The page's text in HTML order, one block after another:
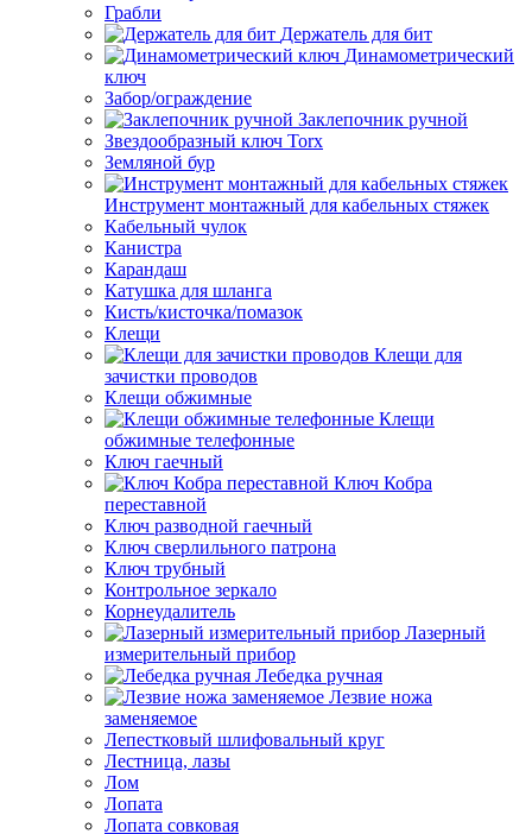
Грабли
Держатель для бит
Динамометрический
ключ
Забор/ограждение
Заклепочник ручной
Звездообразный ключ Torx
Земляной бур
Инструмент монтажный для кабельных стяжек
Кабельный чулок
Канистра
Карандаш
Катушка для шланга
Кисть/кисточка/помазок
Клещи
Клещи для
зачистки проводов
Клещи обжимные
Клещи
обжимные телефонные
Ключ гаечный
Ключ Кобра
переставной
Ключ разводной гаечный
Ключ сверлильного патрона
Ключ трубный
Контрольное зеркало
Корнеудалитель
Лазерный
измерительный прибор
Лебедка ручная
Лезвие ножа
заменяемое
Лепестковый шлифовальный круг
Лестница, лазы
Лом
Лопата
Лопата совковая